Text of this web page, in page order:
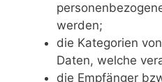
werden;
die Kategorien
Daten, welche
die Empfänger